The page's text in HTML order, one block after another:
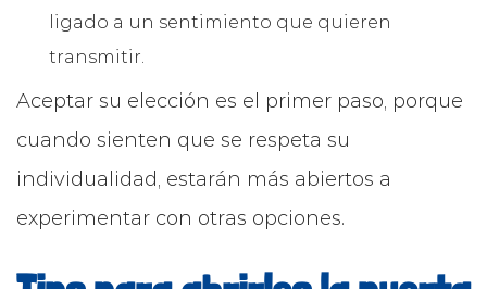
ligado a un sentimiento que quieren
transmitir.
Aceptar su elección es el primer paso, porque
cuando sienten que se respeta su
individualidad, estarán más abiertos a
experimentar con otras opciones.